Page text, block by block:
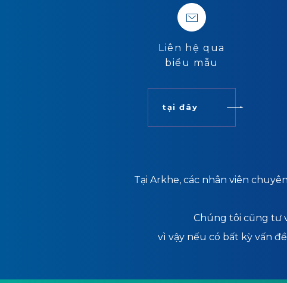
Liên hệ qua
biểu mẫu
tại đây
Tại Arkhe, các nhân viên
Chúng tôi cũng tư
vì vậy nếu có bất kỳ vấn